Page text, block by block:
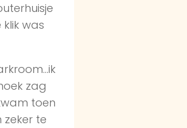
was
zag
toen
te